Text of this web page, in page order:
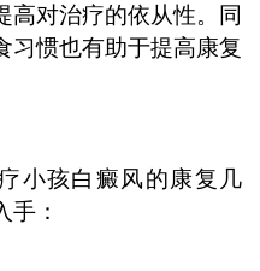
高对治疗的依从性。同
习惯也有助于提高康复
小孩白癜风的康复几
手：